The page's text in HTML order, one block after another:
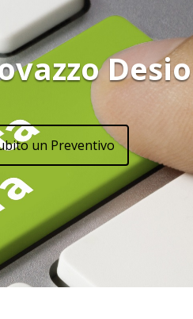
Desio
un Preventivo